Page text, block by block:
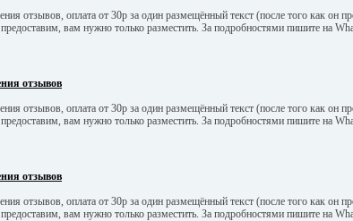
отзывов, оплата от 30р за один размещённый текст (после того как он
вам нужно только разместить. За подробностями пишите на
отзывов
отзывов, оплата от 30р за один размещённый текст (после того как он
вам нужно только разместить. За подробностями пишите на
отзывов
отзывов, оплата от 30р за один размещённый текст (после того как он
вам нужно только разместить. За подробностями пишите на